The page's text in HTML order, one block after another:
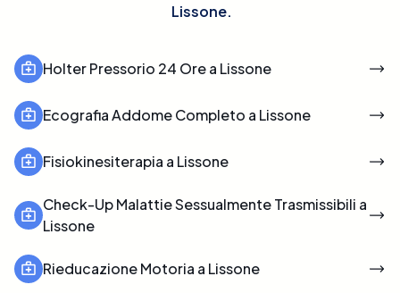
Lissone.
Holter Pressorio 24 Ore a Lissone
Ecografia Addome Completo a Lissone
Fisiokinesiterapia a Lissone
Check-Up Malattie Sessualmente Trasmissibili a
Lissone
Rieducazione Motoria a Lissone